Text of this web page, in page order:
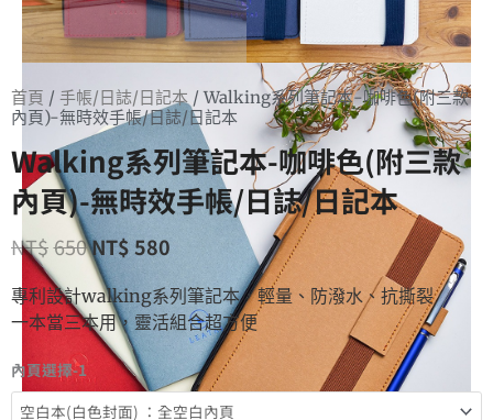
首頁 / 手帳/日誌/日記本 / Walking系列筆記本-咖啡色(附三款
內頁)-無時效手帳/日誌/日記本
Walking系列筆記本-咖啡色(附三款
內頁)-無時效手帳/日誌/日記本
NT$650NT$580
專利設計walking系列筆記本，輕量、防潑水、抗撕裂
一本當三本用，靈活組合超方便
內頁選擇-1